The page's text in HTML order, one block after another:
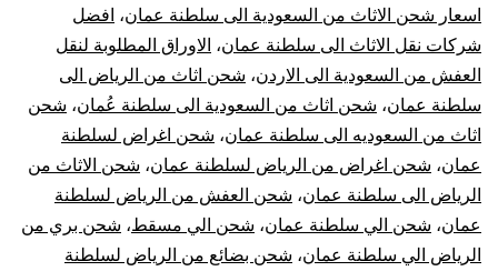
|
نقل
عفش
لسلطنة
عمان
اسعار شحن الاثاث من السعودية الى سلطنة عمان، افضل
شركات نقل الاثاث الى سلطنة عمان، الاوراق المطلوبة لنقل
العفش من السعودية الى الاردن، شحن اثاث من الرياض الى
سلطنة عمان، شحن اثاث من السعودية الى سلطنة عُمان، شحن
اثاث من السعوديه الى سلطنة عمان، شحن اغراض لسلطنة
عمان، شحن اغراض من الرياض لسلطنة عمان، شحن الاثاث من
الرياض الى سلطنة عمان، شحن العفش من الرياض لسلطنة
عمان، شحن الي سلطنة عمان، شحن الي مسقط، شحن بري من
الرياض الي سلطنة عمان، شحن بضائع من الرياض لسلطنة